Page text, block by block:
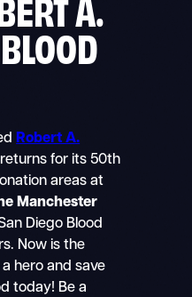
Robert A.
returns for its 50th
areas at
Manchester
Diego Blood
Now is the
hero and save
today! Be a